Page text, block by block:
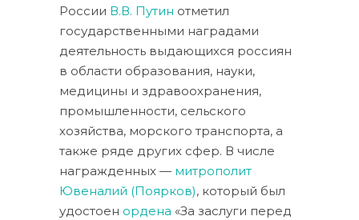
России В.В. Путин отметил
государственными наградами
деятельность выдающихся россиян
в области образования, науки,
медицины и здравоохранения,
промышленности, сельского
хозяйства, морского транспорта, а
также ряде других сфер. В числе
награжденных — митрополит
Ювеналий (Поярков), который был
удостоен ордена «За заслуги перед